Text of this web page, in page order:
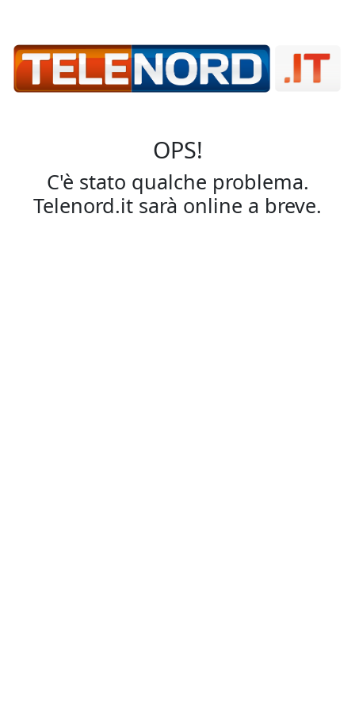
OPS!
C'è stato qualche problema.
Telenord.it sarà online a breve.